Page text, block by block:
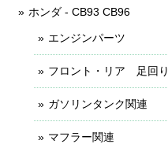
ホンダ - CB93 CB96
エンジンパーツ
フロント・リア 足回り
ガソリンタンク関連
マフラー関連